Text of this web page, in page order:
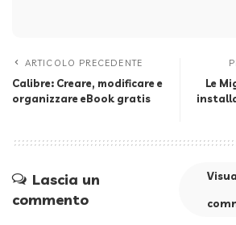
ARTICOLO PRECEDENTE
Calibre: Creare, modificare e
organizzare eBook gratis
Le
Lascia un
commento